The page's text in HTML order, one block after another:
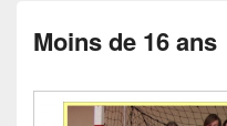
Moins de 16 ans